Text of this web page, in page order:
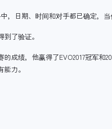
，日期、时间和对手都已确定，
了验证。
成绩，他赢得了EVO2017冠军和
力。